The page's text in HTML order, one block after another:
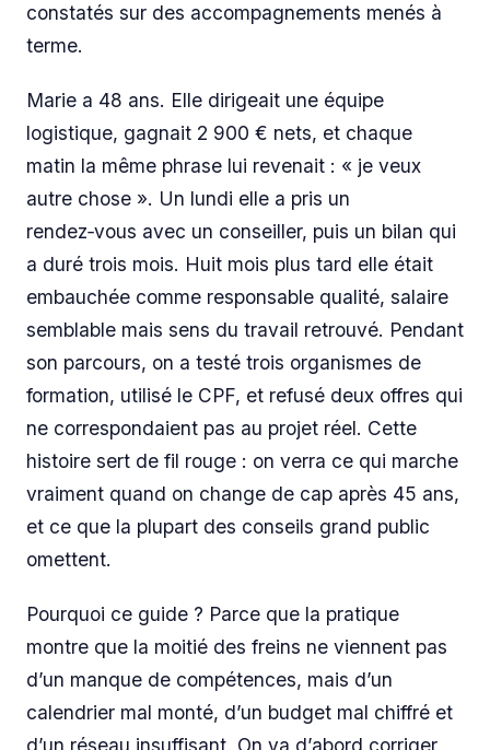
constatés sur des accompagnements menés à
terme.
Marie a 48 ans. Elle dirigeait une équipe
logistique, gagnait 2 900 € nets, et chaque
matin la même phrase lui revenait : « je veux
autre chose ». Un lundi elle a pris un
rendez‑vous avec un conseiller, puis un bilan qui
a duré trois mois. Huit mois plus tard elle était
embauchée comme responsable qualité, salaire
semblable mais sens du travail retrouvé. Pendant
son parcours, on a testé trois organismes de
formation, utilisé le CPF, et refusé deux offres qui
ne correspondaient pas au projet réel. Cette
histoire sert de fil rouge : on verra ce qui marche
vraiment quand on change de cap après 45 ans,
et ce que la plupart des conseils grand public
omettent.
Pourquoi ce guide ? Parce que la pratique
montre que la moitié des freins ne viennent pas
d’un manque de compétences, mais d’un
calendrier mal monté, d’un budget mal chiffré et
d’un réseau insuffisant. On va d’abord corriger